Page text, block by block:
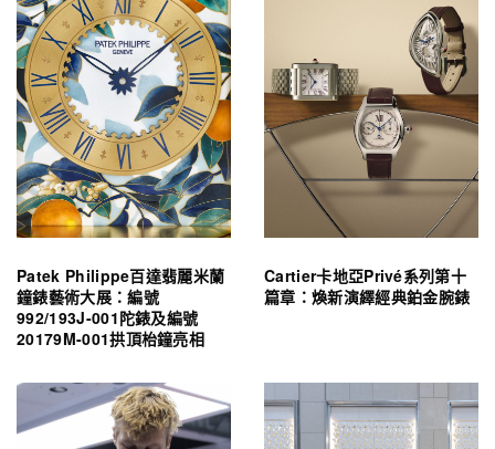
Patek Philippe百達翡麗米蘭
鐘錶藝術大展：編號
992/193J-001陀錶及編號
20179M-001拱頂枱鐘亮相
Cartier卡地亞Privé系列第十
篇章：煥新演繹經典鉑金腕錶